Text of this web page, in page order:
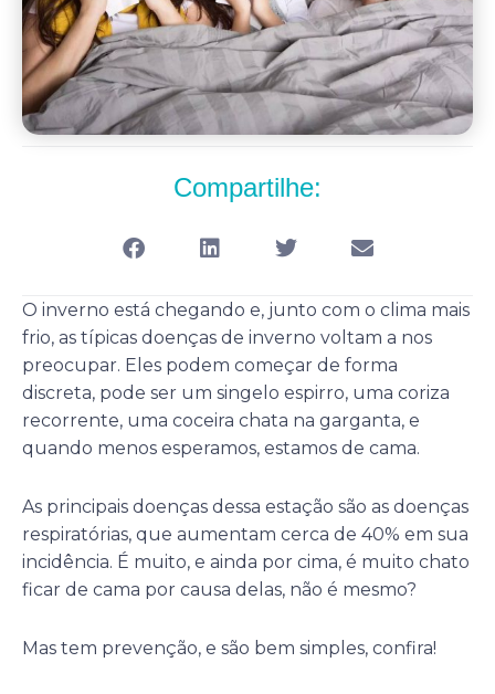
Compartilhe:
O inverno está chegando e, junto com o clima mais
frio, as típicas doenças de inverno voltam a nos
preocupar. Eles podem começar de forma
discreta, pode ser um singelo espirro, uma coriza
recorrente, uma coceira chata na garganta, e
quando menos esperamos, estamos de cama.
As principais doenças dessa estação são as doenças
respiratórias, que aumentam cerca de 40% em sua
incidência. É muito, e ainda por cima, é muito chato
ficar de cama por causa delas, não é mesmo?
Mas tem prevenção, e são bem simples, confira!